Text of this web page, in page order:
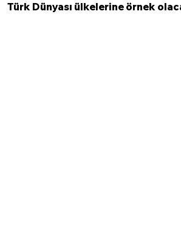
Türk Dünyası ülkelerine örnek